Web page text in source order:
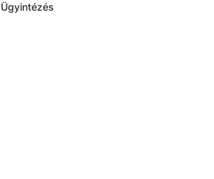
Ügyintézés